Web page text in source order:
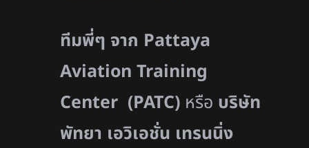
ทีมพี่ๆ จาก Pattaya
Aviation Training
Center (PATC) หรือ บริษัท
พัทยา เอวิเอชั่น เทรนนิ่ง